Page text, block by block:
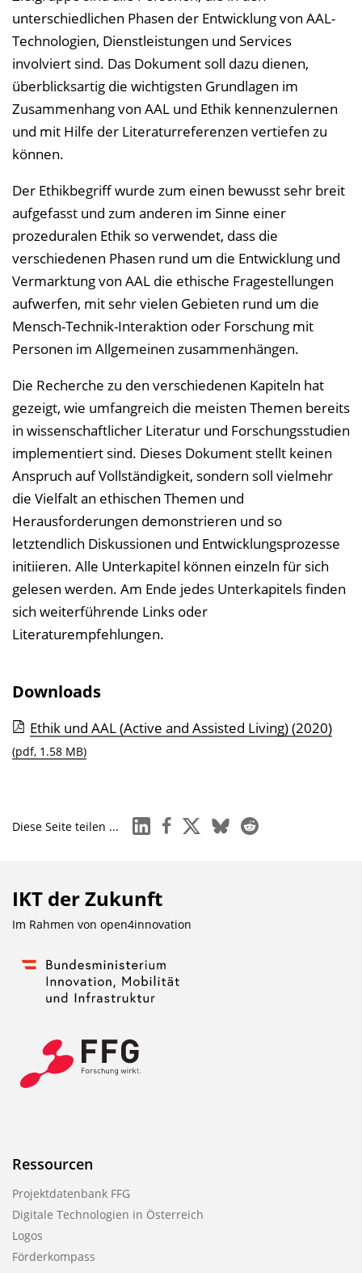
unterschiedlichen Phasen der Entwicklung von AAL-
Technologien, Dienstleistungen und Services
involviert sind. Das Dokument soll dazu dienen,
überblicksartig die wichtigsten Grundlagen im
Zusammenhang von AAL und Ethik kennenzulernen
und mit Hilfe der Literaturreferenzen vertiefen zu
können.
Der Ethikbegriff wurde zum einen bewusst sehr breit
aufgefasst und zum anderen im Sinne einer
prozeduralen Ethik so verwendet, dass die
verschiedenen Phasen rund um die Entwicklung und
Vermarktung von AAL die ethische Fragestellungen
aufwerfen, mit sehr vielen Gebieten rund um die
Mensch-Technik-Interaktion oder Forschung mit
Personen im Allgemeinen zusammenhängen.
Die Recherche zu den verschiedenen Kapiteln hat
gezeigt, wie umfangreich die meisten Themen bereits
in wissenschaftlicher Literatur und Forschungsstudien
implementiert sind. Dieses Dokument stellt keinen
Anspruch auf Vollständigkeit, sondern soll vielmehr
die Vielfalt an ethischen Themen und
Herausforderungen demonstrieren und so
letztendlich Diskussionen und Entwicklungsprozesse
initiieren. Alle Unterkapitel können einzeln für sich
gelesen werden. Am Ende jedes Unterkapitels finden
sich weiterführende Links oder
Literaturempfehlungen.
Downloads
Ethik und AAL (Active and Assisted Living) (2020)
(pdf, 1.58 MB)
Diese Seite teilen ... linkedinfacebook
x blueskyreddit
IKT der Zukunft
Im Rahmen von open4innovation
Ressourcen
Projektdatenbank FFG
Digitale Technologien in Österreich
Logos
Förderkompass